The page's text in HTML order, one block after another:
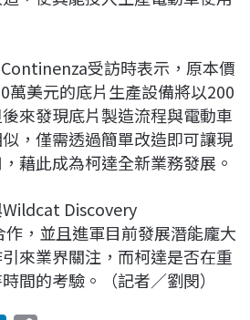
受訪時表示，原本價
萬美元的底片生產設備將以200
來發現底片製造流程與電動車
，僅需透過簡單改造即可讓現
藉此成為柯達全新業務發展。
Discovery
，並且進軍目前發展潛能龐大
來業界關注，而柯達是否在重
間的考驗。（記者／劉閔）